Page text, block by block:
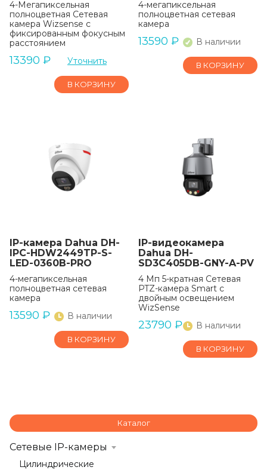
4-Мегапиксельная
полноцветная Сетевая
камера Wizsense с
фиксированным фокусным
расстоянием
13390 ₽ Уточнить
В КОРЗИНУ
4-мегапиксельная
полноцветная сетевая
камера
13590 ₽ В наличии
В КОРЗИНУ
IP-камера Dahua DH-
IPC-HDW2449TP-S-
LED-0360B-PRO
4-мегапиксельная
полноцветная сетевая
камера
13590 ₽ В наличии
В КОРЗИНУ
IP-видеокамера
Dahua DH-
SD3C405DB-GNY-A-PV
4 Мп 5-кратная Сетевая
PTZ-камера Smart с
двойным освещением
WizSense
23790 ₽ В наличии
В КОРЗИНУ
Каталог
Сетевые IP-камеры
Цилиндрические